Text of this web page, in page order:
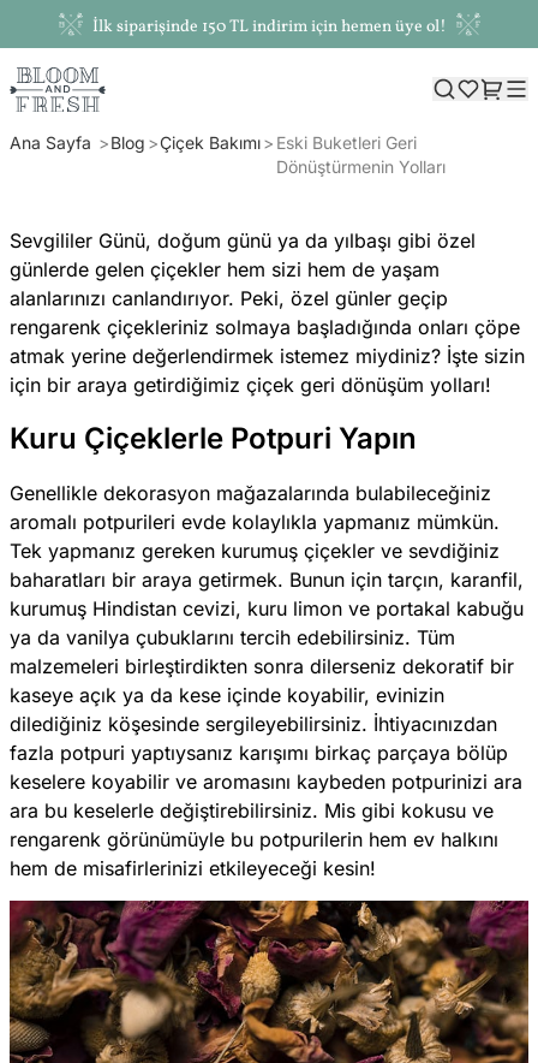
İlk siparişinde 150 TL indirim için hemen üye ol!
Ana Sayfa Blog Çiçek Bakımı
Eski Buketleri Geri
Dönüştürmenin Yolları
Sevgililer Günü, doğum günü ya da yılbaşı gibi özel
günlerde gelen çiçekler hem sizi hem de yaşam
alanlarınızı canlandırıyor. Peki, özel günler geçip
rengarenk çiçekleriniz solmaya başladığında onları çöpe
atmak yerine değerlendirmek istemez miydiniz? İşte sizin
için bir araya getirdiğimiz çiçek geri dönüşüm yolları!
Kuru Çiçeklerle Potpuri Yapın
Genellikle dekorasyon mağazalarında bulabileceğiniz
aromalı potpurileri evde kolaylıkla yapmanız mümkün.
Tek yapmanız gereken kurumuş çiçekler ve sevdiğiniz
baharatları bir araya getirmek. Bunun için tarçın, karanfil,
kurumuş Hindistan cevizi, kuru limon ve portakal kabuğu
ya da vanilya çubuklarını tercih edebilirsiniz. Tüm
malzemeleri birleştirdikten sonra dilerseniz dekoratif bir
kaseye açık ya da kese içinde koyabilir, evinizin
dilediğiniz köşesinde sergileyebilirsiniz. İhtiyacınızdan
fazla potpuri yaptıysanız karışımı birkaç parçaya bölüp
keselere koyabilir ve aromasını kaybeden potpurinizi ara
ara bu keselerle değiştirebilirsiniz. Mis gibi kokusu ve
rengarenk görünümüyle bu potpurilerin hem ev halkını
hem de misafirlerinizi etkileyeceği kesin!